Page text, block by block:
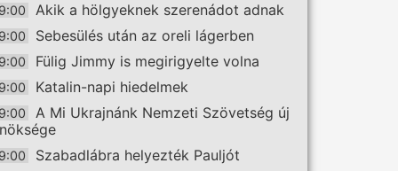
Akik a hölgyeknek szerenádot adnak
Sebesülés után az oreli lágerben
Fülig Jimmy is megirigyelte volna
Katalin-napi hiedelmek
A Mi Ukrajnánk Nemzeti Szövetség új
Szabadlábra helyezték Pauljót